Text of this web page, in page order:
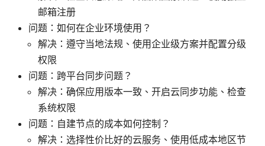
邮箱注册
问题：如何在企业环境使用？
解决：遵守当地法规、使用企业级方案并配置分级
权限
问题：跨平台同步问题？
解决：确保应用版本一致、开启云同步功能、检查
系统权限
问题：自建节点的成本如何控制？
解决：选择性价比好的云服务、使用低成本地区节